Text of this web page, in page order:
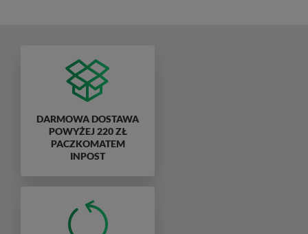
DARMOWA DOSTAWA
POWYŻEJ 220 ZŁ
PACZKOMATEM
INPOST